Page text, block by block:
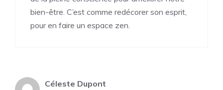
bien-être. C’est comme redécorer son esprit,
pour en faire un espace zen.
Céleste Dupont